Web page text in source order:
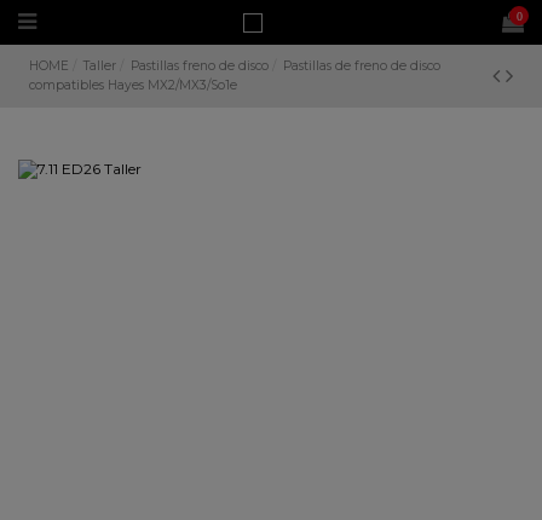
0
HOME Taller Pastillas freno de disco
Pastillas de freno de disco
compatibles Hayes MX2/MX3/So1e